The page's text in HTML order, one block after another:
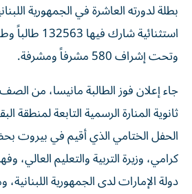
بطلة لدورته العاشرة في الجمهورية
وتحت إشراف 580 مشرفاً ومشرفة.
جاء إعلان فوز الطالبة مانيسا، من
ثانوية المنارة الرسمية التابعة لمنطقة
الحفل الختامي الذي أقيم في بيروت
كرامي، وزيرة التربية والتعليم العالي،
دولة الإمارات لدى الجمهورية